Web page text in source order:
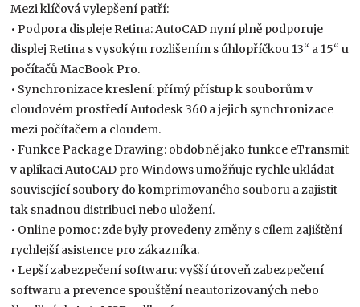
Mezi klíčová vylepšení patří:
• Podpora displeje Retina: AutoCAD nyní plně podporuje
displej Retina s vysokým rozlišením s úhlopříčkou 13“ a 15“ u
počítačů MacBook Pro.
• Synchronizace kreslení: přímý přístup k souborům v
cloudovém prostředí Autodesk 360 a jejich synchronizace
mezi počítačem a cloudem.
• Funkce Package Drawing: obdobně jako funkce eTransmit
v aplikaci AutoCAD pro Windows umožňuje rychle ukládat
související soubory do komprimovaného souboru a zajistit
tak snadnou distribuci nebo uložení.
• Online pomoc: zde byly provedeny změny s cílem zajištění
rychlejší asistence pro zákazníka.
• Lepší zabezpečení softwaru: vyšší úroveň zabezpečení
softwaru a prevence spouštění neautorizovaných nebo